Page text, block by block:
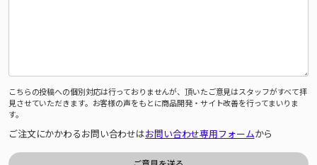
こちらの投稿への個別対応は行っておりませんが、頂いたご意見はスタッフがすべて拝
見させていただきます。お客様の声をもとに商品開発・サイト改善を行ってまいりま
す。
ご注文にかかわるお問い合わせはお問い合わせ専用フォームから